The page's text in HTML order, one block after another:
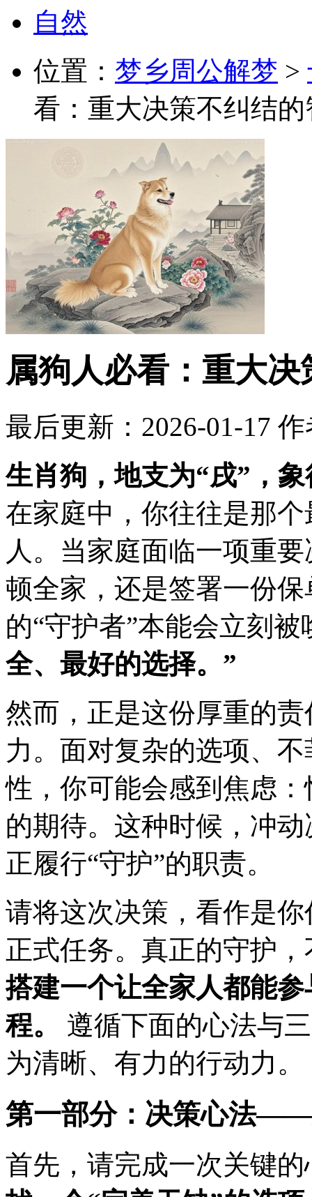
自然
位置： 梦乡周公解梦 >
看：重大决策不纠结
属狗人必看：重大
最后更新：2026-01-17 作
生肖狗，地支为“戌”，
在家庭中，你往往是那
人。当家庭面临一项重
顿全家，还是签署一份
的“守护者”本能会立刻被
全、最好的选择。”
然而，正是这份厚重的
力。面对复杂的选项、
性，你可能会感到焦虑
的期待。这种时候，冲
正履行“守护”的职责。
请将这次决策，看作是
正式任务。真正的守护
搭建一个让全家人都能
程。
遵循下面的心法与
为清晰、有力的行动力。
第一部分：决策心法——
首先，请完成一次关键